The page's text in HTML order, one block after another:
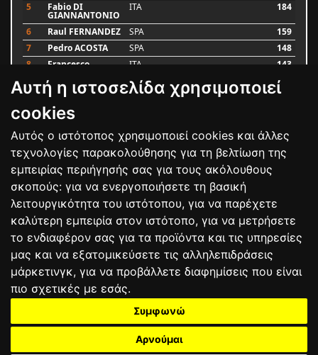
Αυτή η ιστοσελίδα χρησιμοποιεί
cookies
Αυτός ο ιστότοπος χρησιμοποιεί cookies και άλλες
τεχνολογίες παρακολούθησης για τη βελτίωση της
εμπειρίας περιήγησής σας για τους ακόλουθους
σκοπούς: για να ενεργοποιήσετε τη βασική
λειτουργικότητα του ιστότοπου, για να παρέχετε
καλύτερη εμπειρία στον ιστότοπο, για να μετρήσετε
το ενδιαφέρον σας για τα προϊόντα και τις υπηρεσίες
μας και να εξατομικεύσετε τις αλληλεπιδράσεις
μάρκετινγκ, για να προβάλλετε διαφημίσεις που είναι
πιο σχετικές με εσάς.
Συμφωνώ
Αρνούμαι
5
Fabio DI
GIANNANTONIO
ITA 184
6 Raul FERNANDEZ SPA
159
7
Pedro ACOSTA SPA
148
8
Francesco ITA 143
9 Alex MARQUEZ SPA
Luca MARINI
Bαθμολογία
ΟΡΟΙ ΧΡΗΣΗΣΠΟΛΙΤΙΚΗ ΠΡΟΣΤΑΣΙΑΣ
ΑΓΩΝΕΣΑΠΟΤΕΛΕΣΜΑΤΑΑΓΟΡΑ